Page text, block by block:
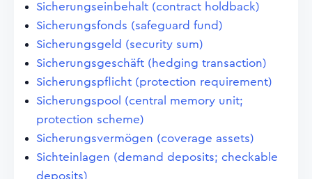
Sicherungseinbehalt (contract holdback)
Sicherungsfonds (safeguard fund)
Sicherungsgeld (security sum)
Sicherungsgeschäft (hedging transaction)
Sicherungspflicht (protection requirement)
Sicherungspool (central memory unit;
protection scheme)
Sicherungsvermögen (coverage assets)
Sichteinlagen (demand deposits; checkable
deposits)